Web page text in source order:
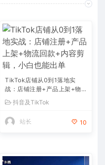
TikTok店铺从0到1落地实
战：店铺注册+产品上架+物
流回款+内容剪辑，小白也能
出单
抖音及TikTok
站长 10